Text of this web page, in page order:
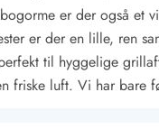
er der også et
er der en lille, ren
til hyggelige
friske luft. Vi har bare